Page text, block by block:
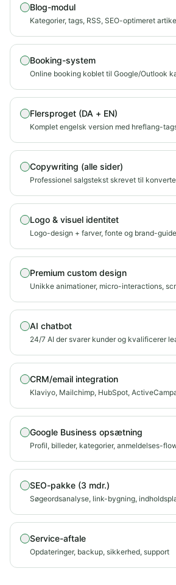
Blog-modul
Kategorier, tags, RSS, SEO-optimeret
Booking-system
Online booking koblet til Google/Outlook
Flersproget (DA + EN)
Komplet engelsk version med hreflang-
Copywriting (alle sider)
Professionel salgstekst skrevet til
Logo & visuel identitet
Logo-design + farver, fonte og brand-guide
Premium custom design
Unikke animationer, micro-interactions,
AI chatbot
24/7 AI der svarer kunder og kvalificerer
CRM/email integration
Klaviyo, Mailchimp, HubSpot,
Google Business opsætning
Profil, billeder, kategorier, anmeldelses-
SEO-pakke (3 mdr.)
Søgeordsanalyse, link-bygning,
Service-aftale
Opdateringer, backup, sikkerhed, support